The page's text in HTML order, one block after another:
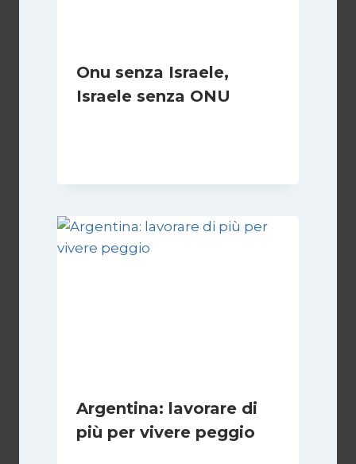
Onu senza Israele,
Israele senza ONU
Argentina: lavorare di
più per vivere peggio